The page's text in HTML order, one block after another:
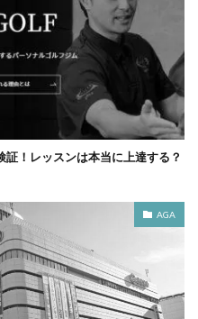
！レッスンは本当に上達する？
AGA